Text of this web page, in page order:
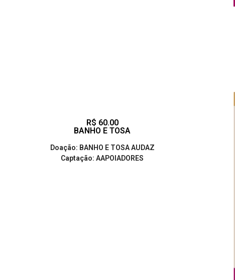
R$ 60.00
BANHO E TOSA
Doação: BANHO E TOSA AUDAZ
Captação: AAPOIADORES